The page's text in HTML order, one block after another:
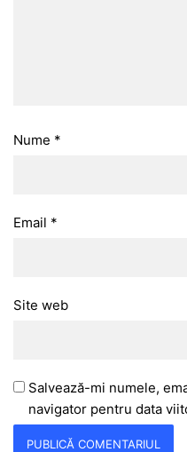
Nume *
Email *
Site web
Salvează-mi numele,
navigator pentru data